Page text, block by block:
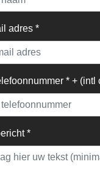
adres *
* + (intl
*